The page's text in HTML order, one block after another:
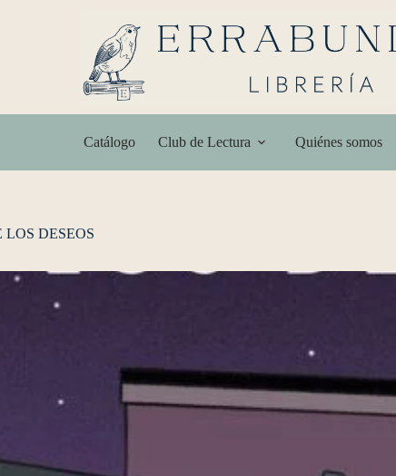
Catálogo Club de Lectura Quiénes somos
DESEOS